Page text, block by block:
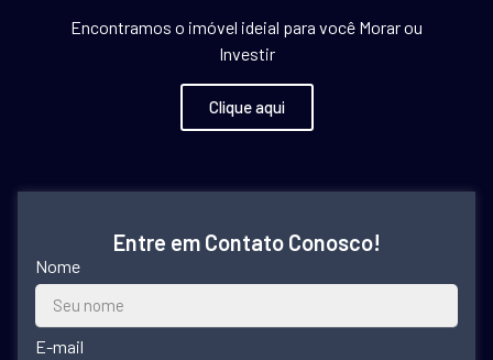
Encontramos o imóvel ideial para você Morar ou
Investir
Clique aqui
Entre em Contato Conosco!
Nome
E-mail